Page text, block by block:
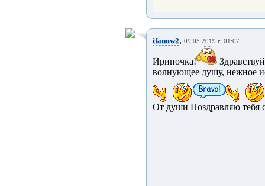
ifanow2, 09.05.2019 г. 01:07
Ириночка!
волнующее душу, нежное
От души Поздравляю